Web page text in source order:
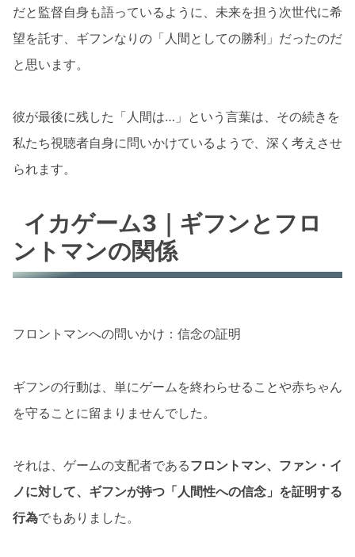
だと監督自身も語っているように、未来を担う次世代に希
望を託す、ギフンなりの「人間としての勝利」だったのだ
と思います。
彼が最後に残した「人間は…」という言葉は、その続きを
私たち視聴者自身に問いかけているようで、深く考えさせ
られます。
イカゲーム3｜ギフンとフロ
ントマンの関係
フロントマンへの問いかけ：信念の証明
ギフンの行動は、単にゲームを終わらせることや赤ちゃん
を守ることに留まりませんでした。
それは、ゲームの支配者であるフロントマン、ファン・イ
ノに対して、ギフンが持つ「人間性への信念」を証明する
行為でもありました。